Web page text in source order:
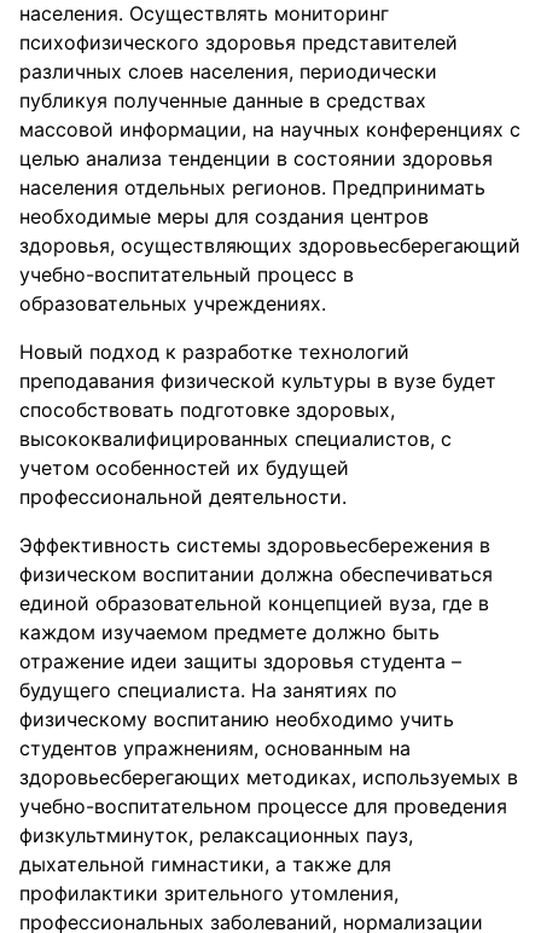
населения. Осуществлять мониторинг
психофизического здоровья представителей
различных слоев населения, периодически
публикуя полученные данные в средствах
массовой информации, на научных конференциях с
целью анализа тенденции в состоянии здоровья
населения отдельных регионов. Предпринимать
необходимые меры для создания центров
здоровья, осуществляющих здоровьесберегающий
учебно-воспитательный процесс в
образовательных учреждениях.
Новый подход к разработке технологий
преподавания физической культуры в вузе будет
способствовать подготовке здоровых,
высококвалифицированных специалистов, с
учетом особенностей их будущей
профессиональной деятельности.
Эффективность системы здоровьесбережения в
физическом воспитании должна обеспечиваться
единой образовательной концепцией вуза, где в
каждом изучаемом предмете должно быть
отражение идеи защиты здоровья студента –
будущего специалиста. На занятиях по
физическому воспитанию необходимо учить
студентов упражнениям, основанным на
здоровьесберегающих методиках, используемых в
учебно-воспитательном процессе для проведения
физкультминуток, релаксационных пауз,
дыхательной гимнастики, а также для
профилактики зрительного утомления,
профессиональных заболеваний, нормализации